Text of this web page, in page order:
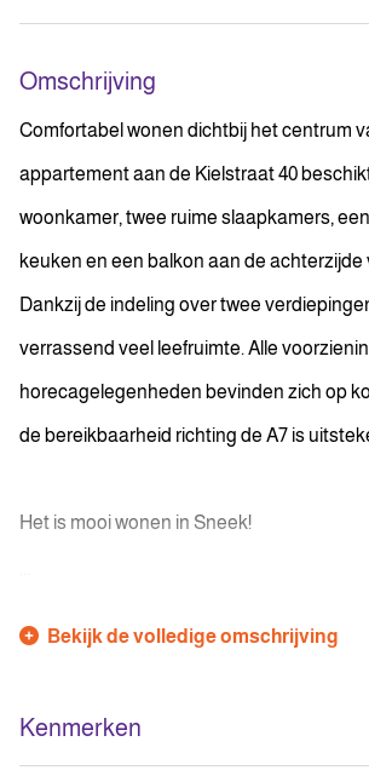
Omschrijving
Comfortabel wonen dichtbij het centrum
appartement aan de Kielstraat 40
woonkamer, twee ruime slaapkamers,
keuken en een balkon aan de achterzijde
Dankzij de indeling over twee
verrassend veel leefruimte. Alle
horecagelegenheden bevinden zich op
de bereikbaarheid richting de A7 is
Het is mooi wonen in Sneek!
Bekijk de volledige omschrijving
Kenmerken